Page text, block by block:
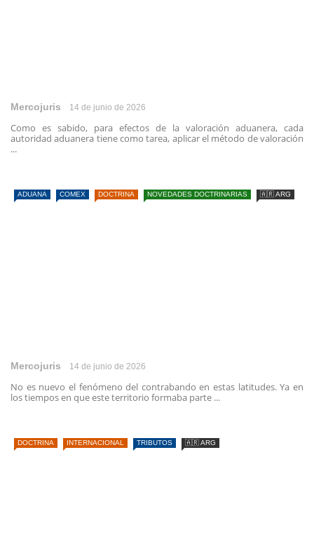
Mercojuris 14 de junio de 2026
Como es sabido, para efectos de la valoración aduanera, cada
autoridad aduanera tiene como tarea, aplicar el método de valoración
...
ADUANA COMEX DOCTRINA NOVEDADES DOCTRINARIAS 🇦🇷 ARG
Mercojuris 14 de junio de 2026
No es nuevo el fenómeno del contrabando en estas latitudes. Ya en
los tiempos en que este territorio formaba parte ...
DOCTRINA INTERNACIONAL TRIBUTOS 🇦🇷 ARG